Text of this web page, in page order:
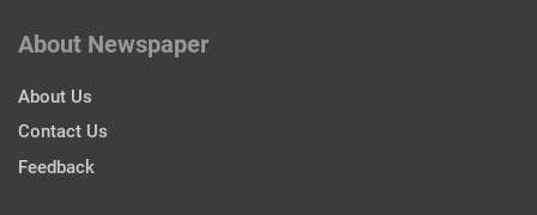
About Newspaper
About Us
Contact Us
Feedback